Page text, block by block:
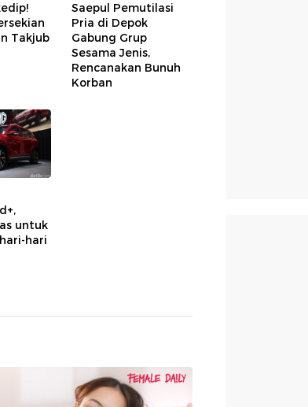
Takjub
Saepul Pemutilasi
Pria di Depok
Gabung Grup
Sesama Jenis,
Rencanakan Bunuh
Korban
untuk
hari